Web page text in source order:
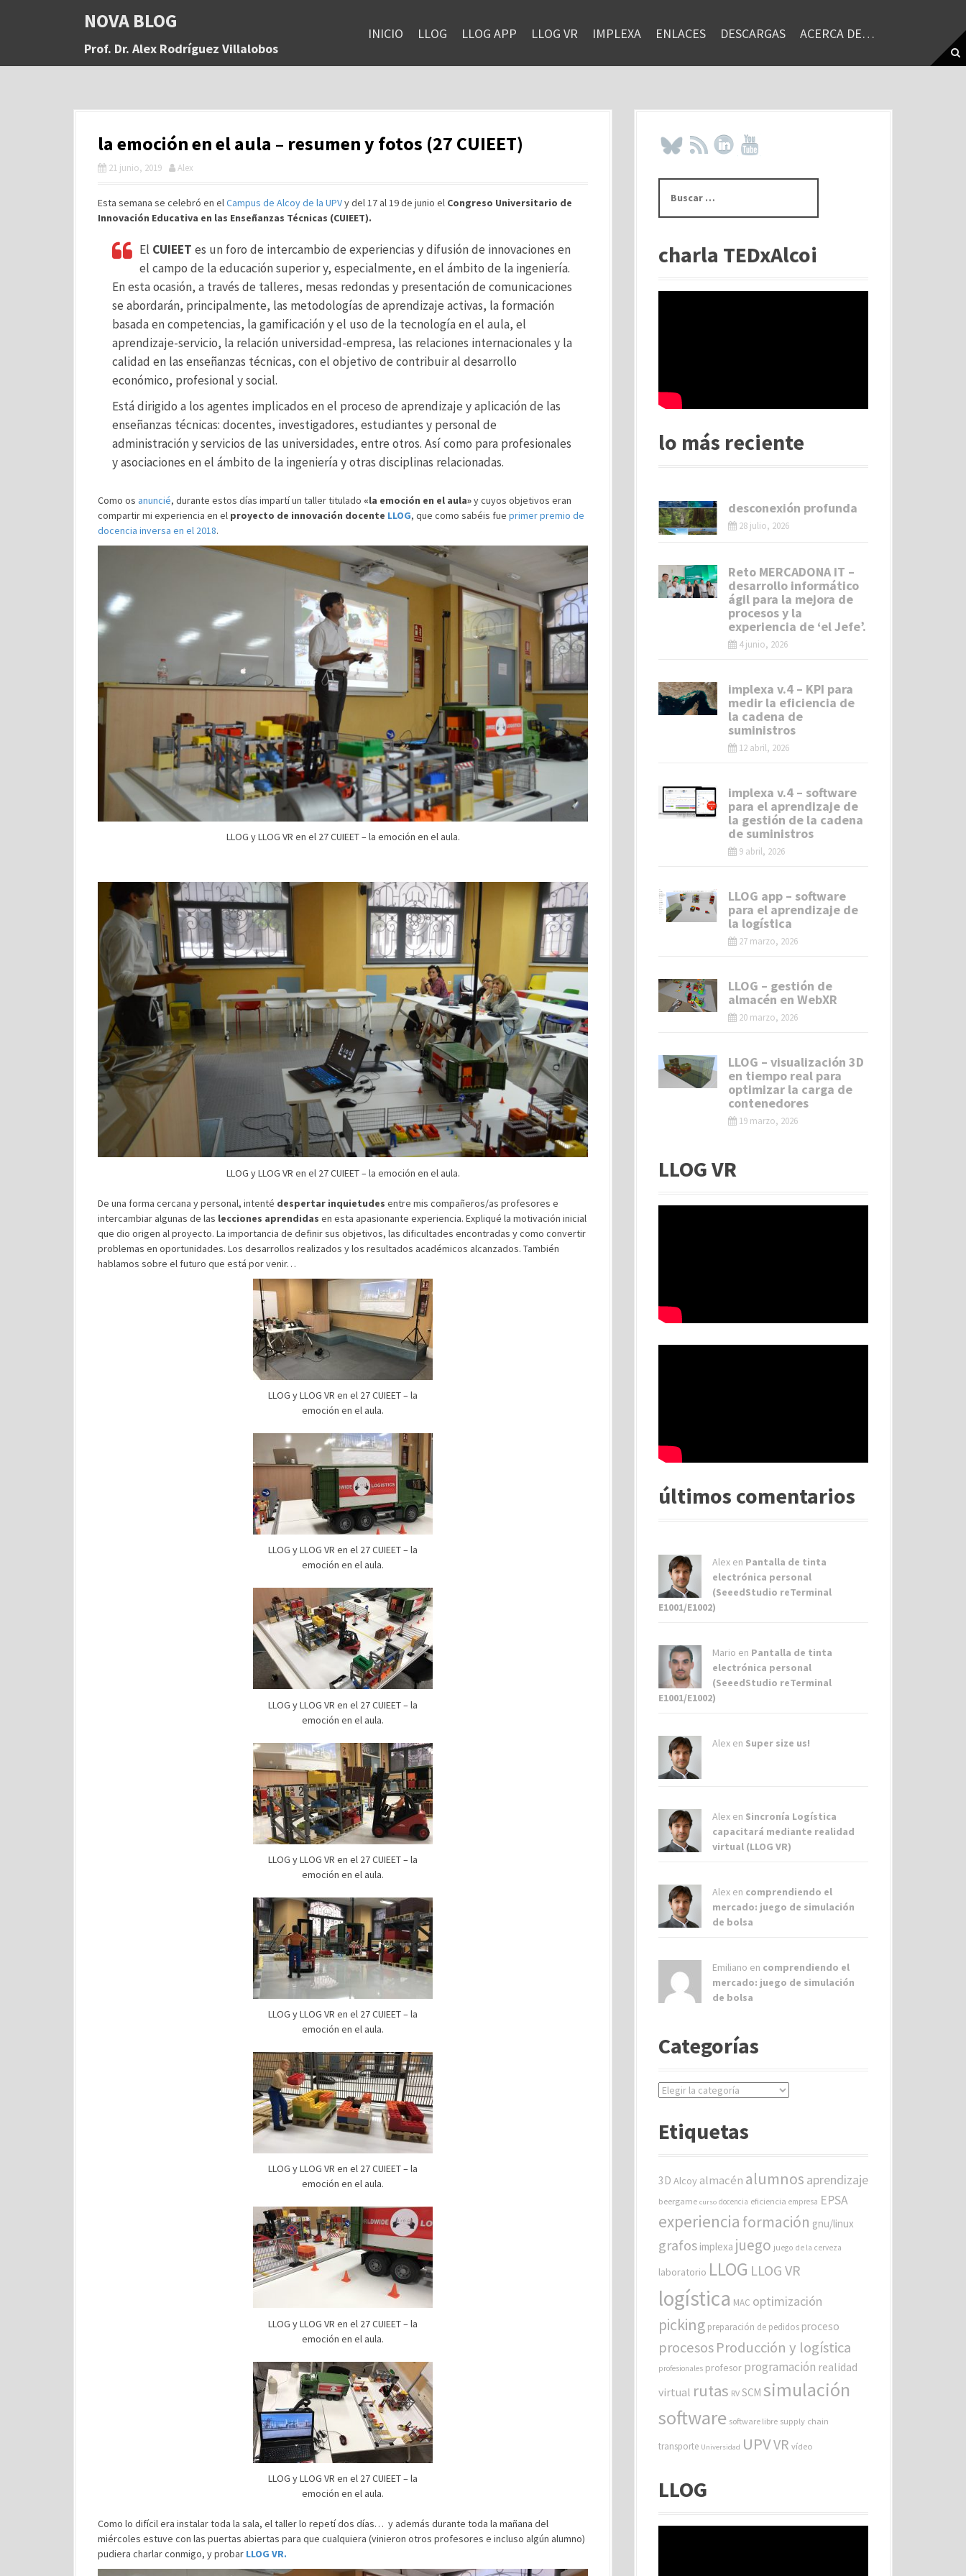
a
NOVA BLOG
Prof. Dr. Alex Rodríguez Villalobos
INICIO LLOG LLOG APP LLOG VR IMPLEXA ENLACES DESCARGAS ACERCA DE…
la emoción en el aula – resumen y fotos (27 CUIEET)
21 junio, 2019 Alex
Esta semana se celebró en elCampus de Alcoy de la UPVy del 17 al 19 de junio el Congreso Universitario de
Innovación Educativa en las Enseñanzas Técnicas (CUIEET).
El CUIEET es un foro de intercambio de experiencias y difusión de innovaciones en
el campo de la educación superior y, especialmente, en el ámbito de la ingeniería.
En esta ocasión, a través de talleres, mesas redondas y presentación de comunicaciones
se abordarán, principalmente, las metodologías de aprendizaje activas, la formación
basada en competencias, la gamificación y el uso de la tecnología en el aula, el
aprendizaje-servicio, la relación universidad-empresa, las relaciones internacionales y la
calidad en las enseñanzas técnicas, con el objetivo de contribuir al desarrollo
económico, profesional y social.
Está dirigido a los agentes implicados en el proceso de aprendizaje y aplicación de las
enseñanzas técnicas: docentes, investigadores, estudiantes y personal de
administración y servicios de las universidades, entre otros. Así como para profesionales
y asociaciones en el ámbito de la ingeniería y otras disciplinas relacionadas.
Como os anuncié, durante estos días impartí un taller titulado «la emoción en el aula»y cuyos objetivos eran
compartir mi experiencia en el proyecto de innovación docente LLOG, que como sabéis fue primer premio de
docencia inversa en el 2018.
LLOG y LLOG VR en el 27 CUIEET – la emoción en el aula.
LLOG y LLOG VR en el 27 CUIEET – la emoción en el aula.
De una forma cercana y personal, intenté despertar inquietudes entre mis compañeros/as profesores e
intercambiar algunas de las lecciones aprendidas en esta apasionante experiencia. Expliqué la motivación inicial
que dio origen al proyecto. La importancia de definir sus objetivos, las dificultades encontradas y como convertir
problemas en oportunidades. Los desarrollos realizados y los resultados académicos alcanzados. También
hablamos sobre el futuro que está por venir…
LLOG y LLOG VR en el 27 CUIEET – la
emoción en el aula.
LLOG y LLOG VR en el 27 CUIEET – la
emoción en el aula.
LLOG y LLOG VR en el 27 CUIEET – la
emoción en el aula.
LLOG y LLOG VR en el 27 CUIEET – la
emoción en el aula.
LLOG y LLOG VR en el 27 CUIEET – la
emoción en el aula.
LLOG y LLOG VR en el 27 CUIEET – la
emoción en el aula.
LLOG y LLOG VR en el 27 CUIEET – la
emoción en el aula.
LLOG y LLOG VR en el 27 CUIEET – la
emoción en el aula.
Como lo difícil era instalar toda la sala, el taller lo repetí dos días… y además durante toda la mañana del
miércoles estuve con las puertas abiertas para que cualquiera (vinieron otros profesores e incluso algún alumno)
pudiera charlar conmigo, y probar LLOG VR.
s
rcharla TEDxAlcoi
lo más reciente
desconexión profunda
28 julio, 2026
Reto MERCADONA IT –
desarrollo informático
ágil para la mejora de
procesos y la
experiencia de ‘el Jefe’.
4 junio, 2026
implexa v.4 – KPI para
medir la eficiencia de
la cadena de
suministros
12 abril, 2026
implexa v.4 – software
para el aprendizaje de
la gestión de la cadena
de suministros
9 abril, 2026
LLOG app – software
para el aprendizaje de
la logística
27 marzo, 2026
LLOG – gestión de
almacén en WebXR
20 marzo, 2026
LLOG – visualización 3D
en tiempo real para
optimizar la carga de
contenedores
19 marzo, 2026
LLOG VR
últimos comentarios
Alex en Pantalla de tinta
electrónica personal
(SeeedStudio reTerminal
E1001/E1002)
Mario en Pantalla de tinta
electrónica personal
(SeeedStudio reTerminal
E1001/E1002)
Alex en Super size us!
Alex en Sincronía Logística
capacitará mediante realidad
virtual (LLOG VR)
Alex en comprendiendo el
mercado: juego de simulación
de bolsa
Emiliano en comprendiendo el
mercado: juego de simulación
de bolsa
Categorías
C
e
r
s
Etiquetas
3D Alcoy almacén alumnos aprendizaje
beergame curso docencia eficiencia empresa EPSA
experiencia formación gnu/linux
grafos implexa juego juego de la cerveza
laboratorio LLOG LLOG VR
logística MAC optimización
picking preparación de pedidos proceso
procesosProducción y logística
profesionales profesor programación realidad
virtual rutas RV SCM simulación
software software libre supply chain
transporte Universidad UPVVR vídeo
LLOG